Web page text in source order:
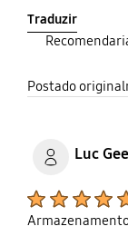
Traduzir
Postado
Luc